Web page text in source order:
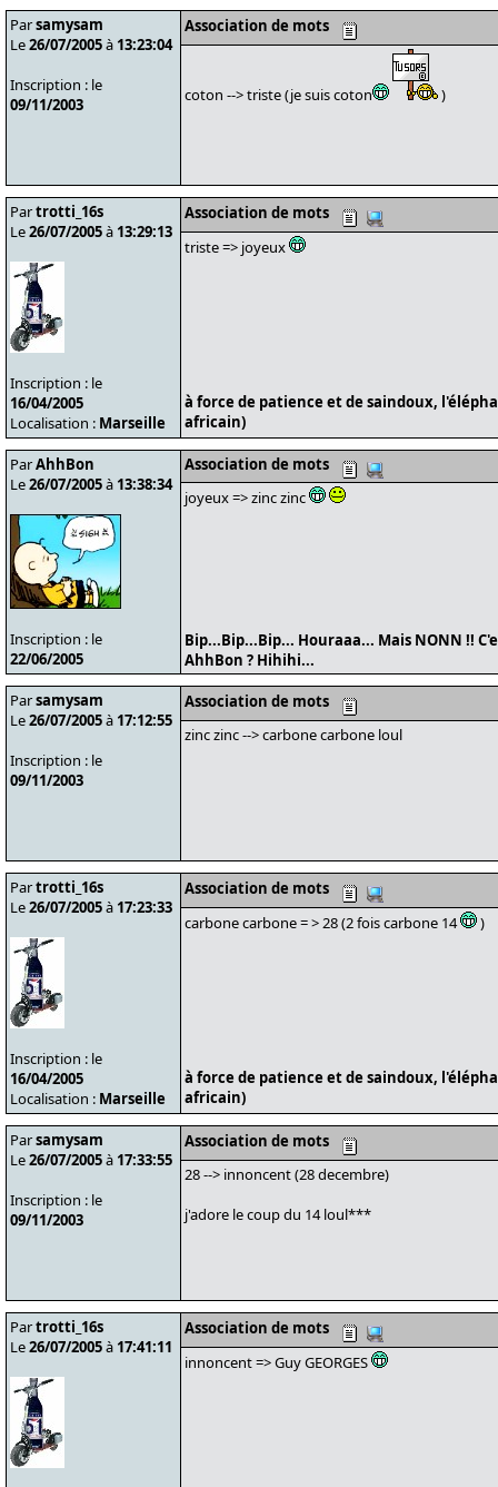
Parsamysam
Le26/07/2005à 13:23:04
Inscription : le
09/11/2003
Association de mots
coton --> triste (je suis coton )
Partrotti_16s
Le26/07/2005à 13:29:13
Inscription : le
16/04/2005
Localisation : Marseille
Association de mots
triste => joyeux
à force de patience et de saindoux,
africain)
ParAhhBon
Le26/07/2005à 13:38:34
Inscription : le
22/06/2005
Association de mots
joyeux => zinc zinc
Bip...Bip...Bip... Houraaa... Mais NONN !!
AhhBon ? Hihihi...
Parsamysam
Le26/07/2005à 17:12:55
Inscription : le
09/11/2003
Association de mots
zinc zinc --> carbone carbone loul
Partrotti_16s
Le26/07/2005à 17:23:33
Inscription : le
16/04/2005
Localisation : Marseille
Association de mots
carbone carbone = > 28 (2 fois carbone 14
)
à force de patience et de saindoux,
africain)
Parsamysam
Le26/07/2005à 17:33:55
Inscription : le
09/11/2003
Association de mots
28 --> innoncent (28 decembre)
j'adore le coup du 14 loul***
Partrotti_16s
Le26/07/2005à 17:41:11
Association de mots
innoncent => Guy GEORGES